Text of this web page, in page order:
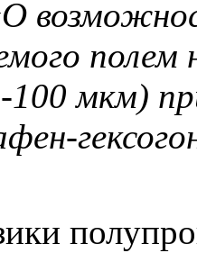
100 мкм)